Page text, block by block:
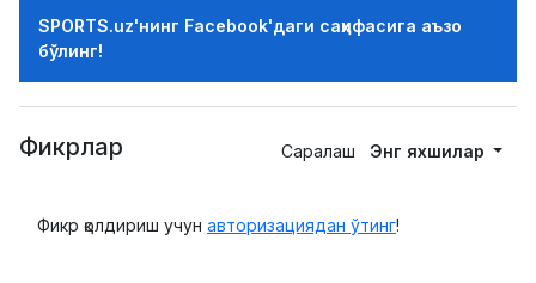
SPORTS.uz'нинг Facebook'даги саҳифасига аъзо
бўлинг!
Фикрлар Саралаш Энг яхшилар
Фикр қолдириш учун авторизациядан ўтинг!